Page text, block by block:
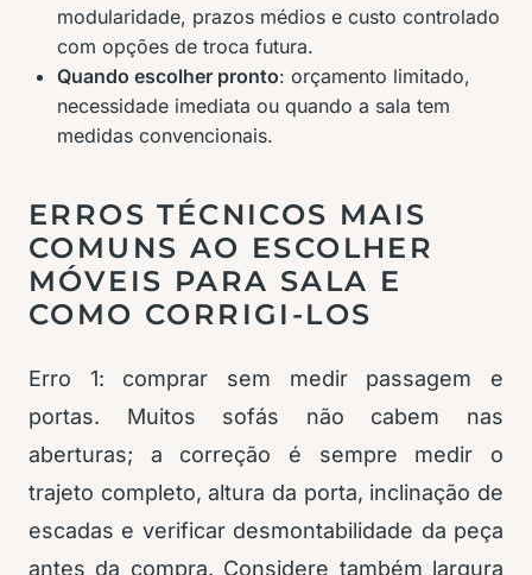
modularidade, prazos médios e custo controlado
com opções de troca futura.
Quando escolher pronto: orçamento limitado,
necessidade imediata ou quando a sala tem
medidas convencionais.
ERROS TÉCNICOS MAIS
COMUNS AO ESCOLHER
MÓVEIS PARA SALA E
COMO CORRIGI-LOS
Erro 1: comprar sem medir passagem e
portas. Muitos sofás não cabem nas
aberturas; a correção é sempre medir o
trajeto completo, altura da porta, inclinação de
escadas e verificar desmontabilidade da peça
antes da compra. Considere também largura